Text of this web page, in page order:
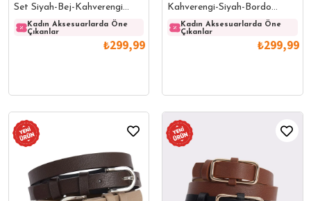
Set Siyah-Bej-Kahverengi
Kemer
Kadın Aksesuarlarda Öne
Çıkanlar
Kadın Aksesuarlarda Öne
Çıkanlar
₺299,99
Kahverengi-Siyah-Bordo
Kadın Kemer
Kadın Aksesuarlarda Öne
Çıkanlar
₺299,99